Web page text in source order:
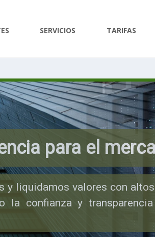
SERVICIOS TARIFAS
para el
y liquidamos valores con
la confianza y